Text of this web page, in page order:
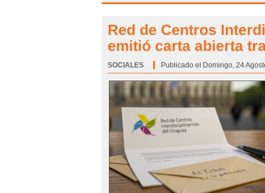
Red de Centros
emitió carta abierta
SOCIALES Publicado el Domingo, 24